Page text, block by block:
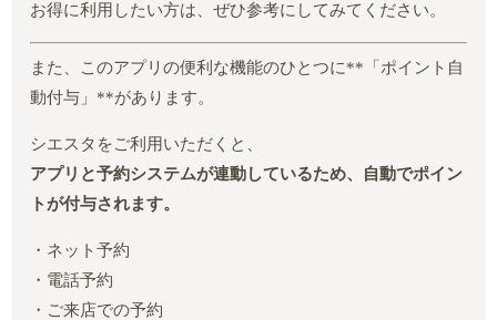
お得に利用したい方は、ぜひ参考にしてみてください。
また、このアプリの便利な機能のひとつに**「ポイント自
動付与」**があります。
シエスタをご利用いただくと、
アプリと予約システムが連動しているため、自動でポイン
トが付与されます。
・ネット予約
・電話予約
・ご来店での予約